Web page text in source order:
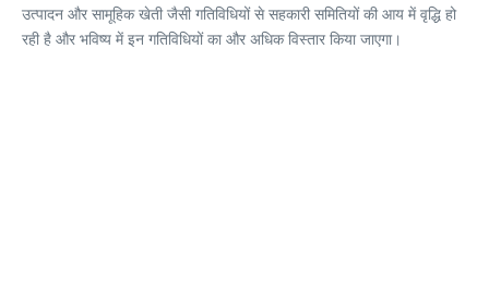
उत्पादन और सामूहिक खेती जैसी गतिविधियों से सहकारी समितियों की आय में वृद्धि हो
रही है और भविष्य में इन गतिविधियों का और अधिक विस्तार किया जाएगा।